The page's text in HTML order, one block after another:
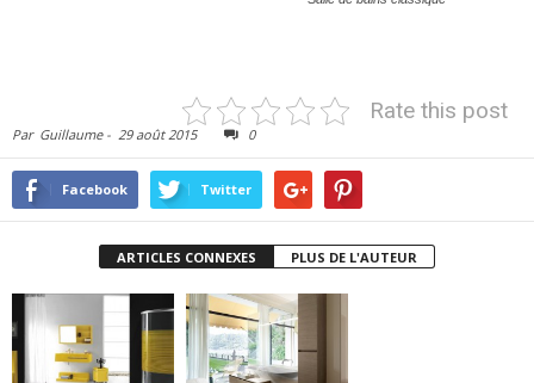
Rate this post
Par Guillaume- 29 août 2015 0
Facebook Twitter
ARTICLES CONNEXES PLUS DE L'AUTEUR